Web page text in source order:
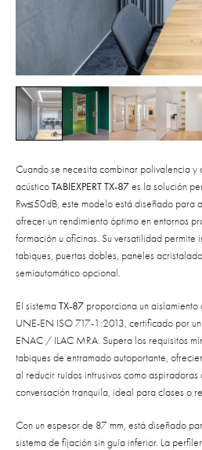
Cuando se necesita combinar polivalencia y
acústicoTABIEXPERT TX-87es la solución
Rw≤50dB, este modelo está diseñado para
ofrecer un rendimiento óptimo en entornos
formación u oficinas. Su versatilidad permite
tabiques, puertas dobles, paneles
semiautomático opcional.
El sistemaTX-87 proporciona un
UNE-EN ISO 717-1:2013, certificado por
ENAC / ILAC MRA. Supera los requisitos
tabiques de entramado autoportante,
al reducir ruidos intrusivos como aspiradoras
conversación tranquila, ideal para clases o
Con un espesor de 87 mm, está diseñado
sistema de fijación sin guía inferior. La